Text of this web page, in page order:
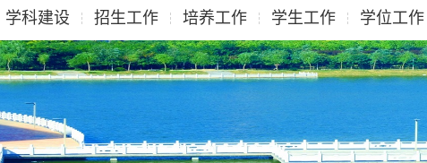
学科建设 招生工作 培养工作 学生工作 学位工作